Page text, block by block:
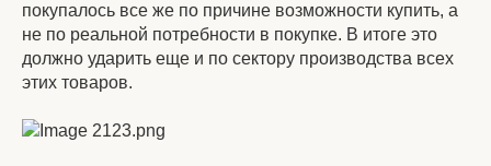
покупалось все же по причине возможности купить, а
не по реальной потребности в покупке. В итоге это
должно ударить еще и по сектору производства всех
этих товаров.